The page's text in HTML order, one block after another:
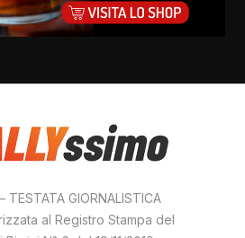
TESTATA GIORNALISTICA
al Registro Stampa del